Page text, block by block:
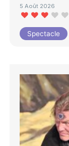
5 Août 2026
Spectacle